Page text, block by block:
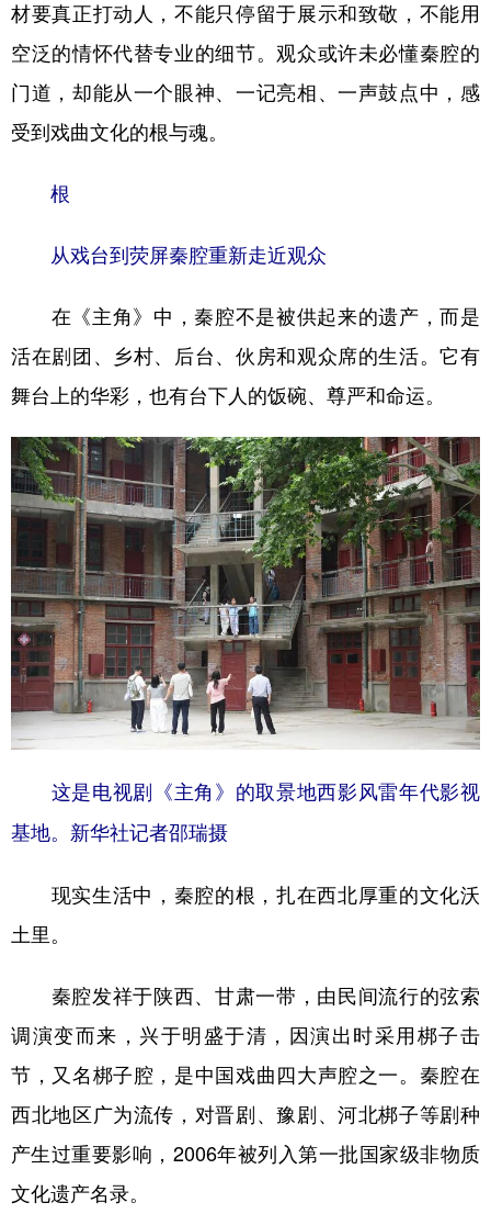
材要真正打动人，不能只停留于展示和致敬，不能用
空泛的情怀代替专业的细节。观众或许未必懂秦腔的
门道，却能从一个眼神、一记亮相、一声鼓点中，感
受到戏曲文化的根与魂。
根
从戏台到荧屏秦腔重新走近观众
在《主角》中，秦腔不是被供起来的遗产，而是
活在剧团、乡村、后台、伙房和观众席的生活。它有
舞台上的华彩，也有台下人的饭碗、尊严和命运。
这是电视剧《主角》的取景地西影风雷年代影视
基地。新华社记者邵瑞摄
现实生活中，秦腔的根，扎在西北厚重的文化沃
土里。
秦腔发祥于陕西、甘肃一带，由民间流行的弦索
调演变而来，兴于明盛于清，因演出时采用梆子击
节，又名梆子腔，是中国戏曲四大声腔之一。秦腔在
西北地区广为流传，对晋剧、豫剧、河北梆子等剧种
产生过重要影响，2006年被列入第一批国家级非物质
文化遗产名录。